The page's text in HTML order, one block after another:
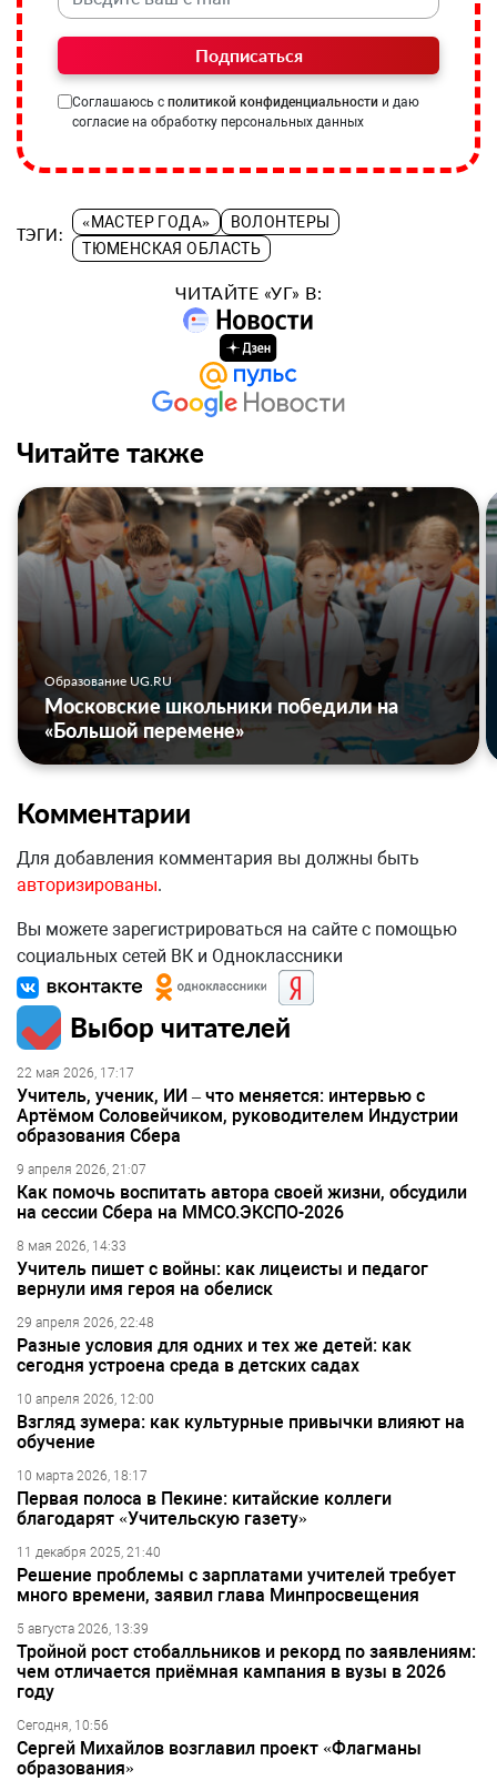
Подписаться
Соглашаюсь с политикой конфиденциальности и даю
согласие на обработку персональных данных
ТЭГИ:
«МАСТЕР ГОДА»
ВОЛОНТЕРЫ
ТЮМЕНСКАЯ ОБЛАСТЬ
ЧИТАЙТЕ «УГ» В:
Читайте также
Образование UG.RU
Московские школьники победили на
«Большой перемене»
Комментарии
Для добавления комментария вы должны быть
авторизированы.
Вы можете зарегистрироваться на сайте с помощью
социальных сетей ВК и Одноклассники
Выбор читателей
22 мая 2026, 17:17
Учитель, ученик, ИИ – что меняется: интервью с
Артёмом Соловейчиком, руководителем Индустрии
образования Сбера
9 апреля 2026, 21:07
Как помочь воспитать автора своей жизни, обсудили
на сессии Сбера на ММСО.ЭКСПО-2026
8 мая 2026, 14:33
Учитель пишет с войны: как лицеисты и педагог
вернули имя героя на обелиск
29 апреля 2026, 22:48
Разные условия для одних и тех же детей: как
сегодня устроена среда в детских садах
10 апреля 2026, 12:00
Взгляд зумера: как культурные привычки влияют на
обучение
10 марта 2026, 18:17
Первая полоса в Пекине: китайские коллеги
благодарят «Учительскую газету»
11 декабря 2025, 21:40
Решение проблемы с зарплатами учителей требует
много времени, заявил глава Минпросвещения
5 августа 2026, 13:39
Тройной рост стобалльников и рекорд по заявлениям:
чем отличается приёмная кампания в вузы в 2026
году
Сегодня, 10:56
Сергей Михайлов возглавил проект «Флагманы
образования»